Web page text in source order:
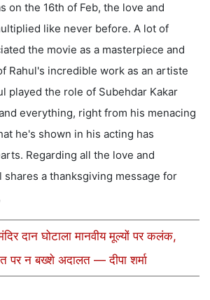
on the 16th of Feb, the love and
like never before. A lot of
the movie as a masterpiece and
Rahul's incredible work as an artiste
played the role of Subehdar Kakar
everything, right from his menacing
he's shown in his acting has
Regarding all the love and
shares a thanksgiving message for
दान घोटाला मानवीय मूल्यों पर कलंक,
पर न बख्शे अदालत — दीपा शर्मा